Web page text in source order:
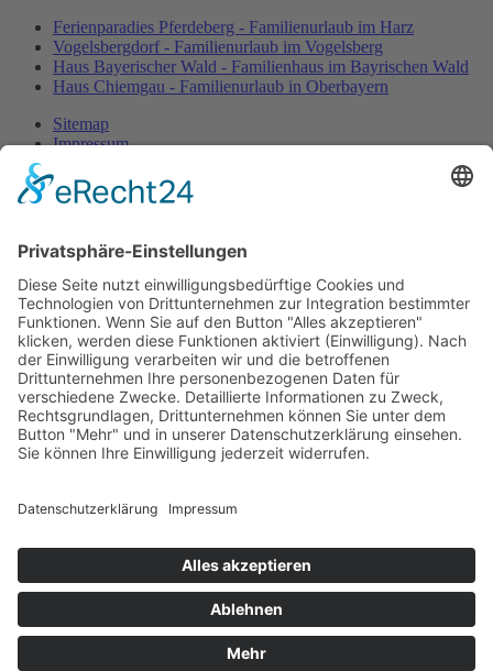
Ferienparadies Pferdeberg - Familienurlaub im Harz
Vogelsbergdorf - Familienurlaub im Vogelsberg
Haus Bayerischer Wald - Familienhaus im Bayrischen Wald
Haus Chiemgau - Familienurlaub in Oberbayern
Sitemap
Impressum
Barrierefreiheit
© 2026 Arbeitsgemeinschaft
Kolping Familienferienstätten
Haus Zauberberg Pfronten - Familienurlaub im Allgäu
Allgäuhaus Wertach - Familienurlaub im Allgäu
Ferienland Salem - Familienurlaub Mecklenburg
Haus Stella Maris - Familienurlaub an der Nordsee
Ferienparadies Pferdeberg - Familienurlaub im Harz
Vogelsbergdorf - Familienurlaub im Vogelsberg
günstige Alternative zu Tagungshotels
Sitemap
Datenschutz